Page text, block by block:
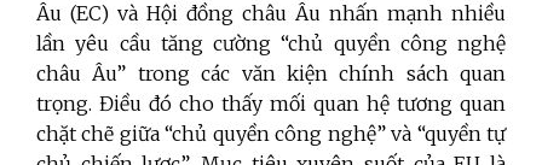
Âu (EC) và Hội đồng châu Âu nhấn mạnh nhiều
lần yêu cầu tăng cường “chủ quyền công nghệ
châu Âu” trong các văn kiện chính sách quan
trọng. Điều đó cho thấy mối quan hệ tương quan
chặt chẽ giữa “chủ quyền công nghệ” và “quyền tự